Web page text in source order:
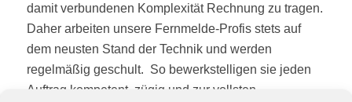
damit verbundenen Komplexität Rechnung zu tragen.
Daher arbeiten unsere Fernmelde-Profis stets auf
dem neusten Stand der Technik und werden
regelmäßig geschult. So bewerkstelligen sie jeden
Auftrag kompetent, zügig und zur vollsten